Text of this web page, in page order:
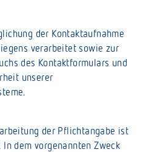
der Kontaktaufnahme
verarbeitet sowie zur
des Kontaktformulars und
unserer
der Pflichtangabe ist
In dem vorgenannten Zweck